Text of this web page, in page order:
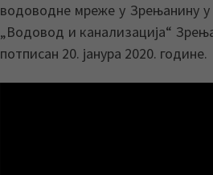
водоводне мреже у Зрењанину
„Водовод и канализација“
потписан 20. јанура 2020. године.